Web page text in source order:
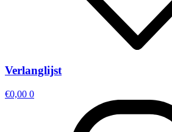
Verlanglijst
€0,00 0